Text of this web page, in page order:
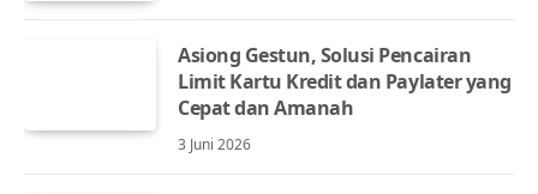
Asiong Gestun, Solusi Pencairan
Limit Kartu Kredit dan Paylater yang
Cepat dan Amanah
3 Juni 2026